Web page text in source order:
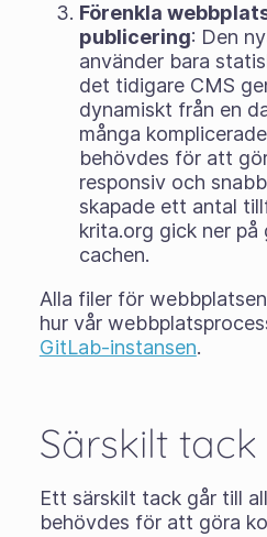
Förenkla
publicering: Den
använder bara
det tidigare CMS
dynamiskt från en
många
behövdes för att
responsiv och
skapade ett antal
krita.org gick ner
cachen.
Alla filer för
hur vår
GitLab-instansen.
Särskilt tack
Ett särskilt tack går till
behövdes för att göra